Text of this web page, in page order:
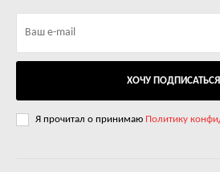
ХОЧУ ПОДПИСАТЬСЯ
Я прочитал о принимаю Политику